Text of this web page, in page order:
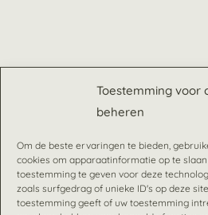
Toestemming voor
beheren
Om de beste ervaringen te bieden,
cookies om apparaatinformatie op te
toestemming te geven voor deze
zoals surfgedrag of unieke ID's op deze
toestemming geeft of uw toestemming